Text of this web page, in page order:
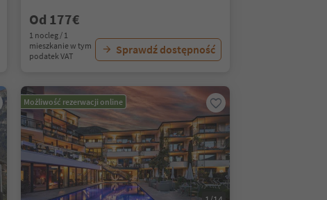
Od 177€
1 nocleg / 1
mieszkanie w tym
podatek VAT
Sprawdź dostępność
Możliwość rezerwacji online